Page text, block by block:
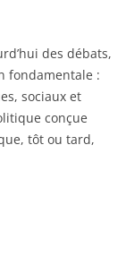
des débats,
fondamentale :
sociaux et
conçue
tôt ou tard,